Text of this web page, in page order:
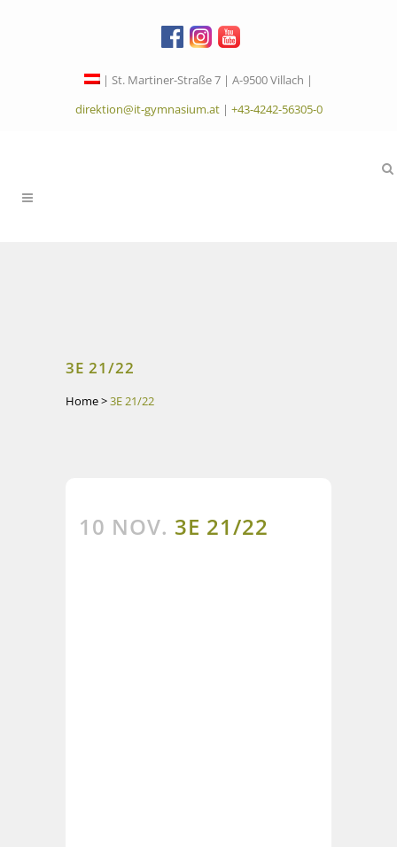
| St. Martiner-Straße 7 | A-9500 Villach |
direktion@it-gymnasium.at| +43-4242-56305-0
3E 21/22
Home>3E 21/22
10 NOV. 3E 21/22